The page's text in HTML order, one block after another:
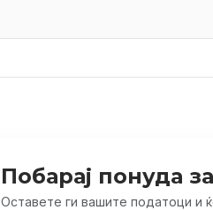
Побарај понуда
Оставете ги вашите податоци и